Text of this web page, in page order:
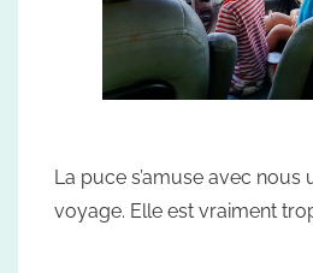
La puce s’amuse avec nous
voyage. Elle est vraiment